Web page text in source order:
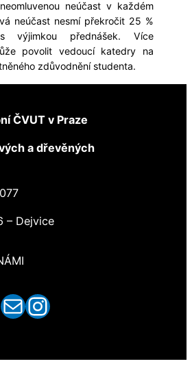
neúčast v každém
neúčast nesmí překročit 25 %
přednášek. Více
povolit vedoucí katedry na
zdůvodnění studenta.
ČVUT v Praze
a dřevěných
– Dejvice
E-mail Instagram